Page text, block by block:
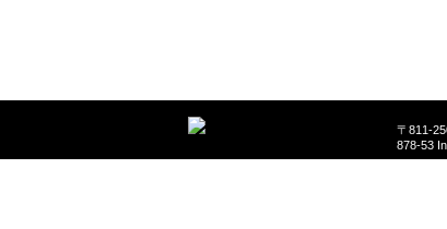
〒811-
878-53